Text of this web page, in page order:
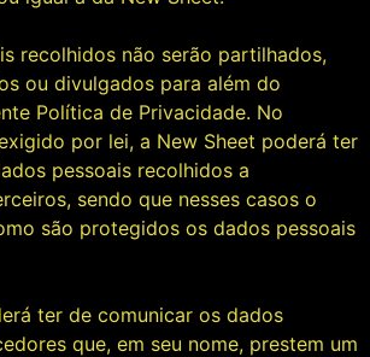
recolhidos não serão partilhados,
ou divulgados para além do
Política de Privacidade. No
por lei, a New Sheet poderá ter
pessoais recolhidos a
sendo que nesses casos o
são protegidos os dados pessoais
ter de comunicar os dados
que, em seu nome, prestem um